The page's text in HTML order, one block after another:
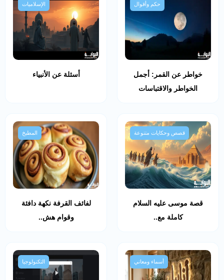
حكم وأقوال
خواطر عن القمر: أجمل
الخواطر والاقتباسات
الإسلاميات
أسئلة عن الأنبياء
قصص وحكايات متنوعة
قصة موسى عليه السلام
كاملة مع..
المطبخ
لفائف القرفة نكهة دافئة
وقوام هش..
أسماء ومعاني التكنولوجيا